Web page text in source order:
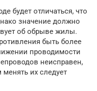
будет отличаться, что
значение должно
об обрыве жилы.
быть более
проводимости
неисправен,
их следует